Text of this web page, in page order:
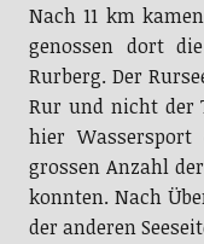
Nach 11 km
genossen dort
Rurberg. Der
Rur und nicht der
hier
grossen Anzahl
konnten. Nach
der anderen